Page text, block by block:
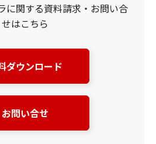
に関する資料請求・お問い合
せはこちら
ダウンロード
お問い合せ